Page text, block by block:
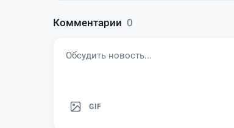
Комментарии 0
GIF